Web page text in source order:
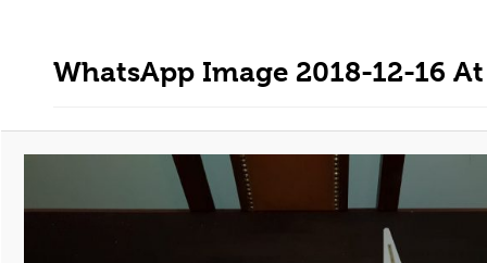
WhatsApp Image 2018-12-16 At